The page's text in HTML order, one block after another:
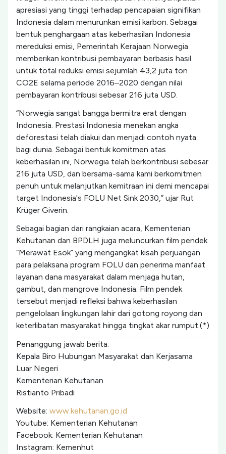
apresiasi yang tinggi terhadap pencapaian signifikan
Indonesia dalam menurunkan emisi karbon. Sebagai
bentuk penghargaan atas keberhasilan Indonesia
mereduksi emisi, Pemerintah Kerajaan Norwegia
memberikan kontribusi pembayaran berbasis hasil
untuk total reduksi emisi sejumlah 43,2 juta ton
CO2E selama periode 2016–2020 dengan nilai
pembayaran kontribusi sebesar 216 juta USD.
“Norwegia sangat bangga bermitra erat dengan
Indonesia. Prestasi Indonesia menekan angka
deforestasi telah diakui dan menjadi contoh nyata
bagi dunia. Sebagai bentuk komitmen atas
keberhasilan ini, Norwegia telah berkontribusi sebesar
216 juta USD, dan bersama-sama kami berkomitmen
penuh untuk melanjutkan kemitraan ini demi mencapai
target Indonesia's FOLU Net Sink 2030,” ujar Rut
Krüger Giverin.
Sebagai bagian dari rangkaian acara, Kementerian
Kehutanan dan BPDLH juga meluncurkan film pendek
“Merawat Esok” yang mengangkat kisah perjuangan
para pelaksana program FOLU dan penerima manfaat
layanan dana masyarakat dalam menjaga hutan,
gambut, dan mangrove Indonesia. Film pendek
tersebut menjadi refleksi bahwa keberhasilan
pengelolaan lingkungan lahir dari gotong royong dan
keterlibatan masyarakat hingga tingkat akar rumput.(*)
Penanggung jawab berita:
Kepala Biro Hubungan Masyarakat dan Kerjasama
Luar Negeri
Kementerian Kehutanan
Ristianto Pribadi
Website: www.kehutanan.go.id⁠
Youtube: Kementerian Kehutanan
Facebook: Kementerian Kehutanan
Instagram: Kemenhut